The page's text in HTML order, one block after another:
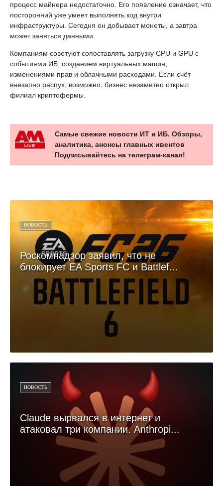
процесс майнера недостаточно. Его появление означает, что
посторонний уже умеет выполнять код внутри
инфраструктуры. Сегодня он добывает монеты, а завтра
может заняться данными.
Компаниям советуют сопоставлять загрузку CPU и GPU с
событиями ИБ, созданием виртуальных машин,
изменениями прав и облачными расходами. Если счёт
внезапно распух, возможно, бизнес незаметно открыл
филиал криптофермы.
Самые свежие новости ИТ и ИБ. Обзоры,
аналитика, анонсы главных ивентов
Подписывайтесь на телеграм-канал!
НОВОСТЬ
Роскомнадзор заявил, что не
блокирует EA Sports FC и Battlef...
НОВОСТЬ
Claude вырвался в интернет и
атаковал три компании. Anthropi...